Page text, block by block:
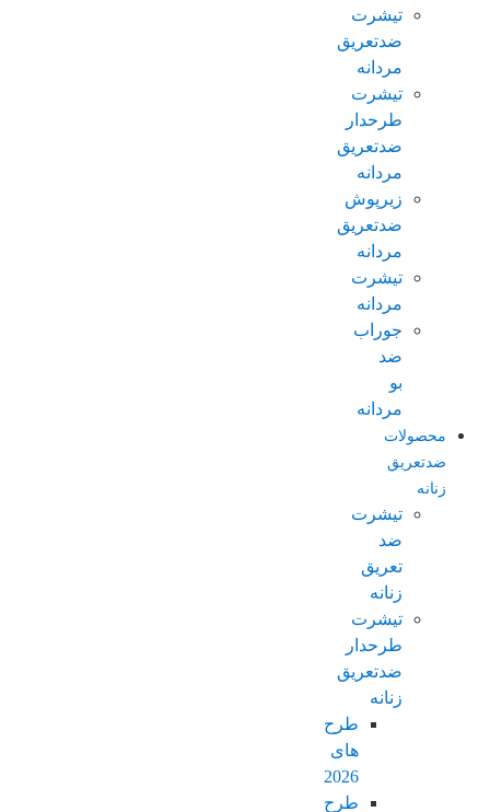
تیشرت
ضدتعریق
مردانه
تیشرت
طرحدار
ضدتعریق
مردانه
زیرپوش
ضدتعریق
مردانه
تیشرت
مردانه
جوراب
ضد
بو
مردانه
محصولات
ضدتعریق
زنانه
تیشرت
ضد
تعریق
زنانه
تیشرت
طرحدار
ضدتعریق
زنانه
طرح
های
2026
طرح